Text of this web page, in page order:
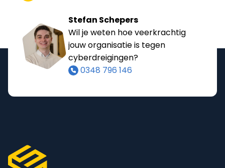
Stefan Schepers
Wil je weten hoe veerkrachtig
jouw organisatie is tegen
cyberdreigingen?
0348 796 146